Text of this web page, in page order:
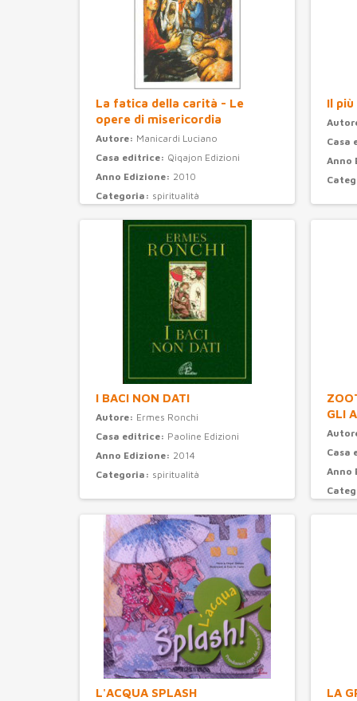
La fatica della carità - Le
opere di misericordia
Autore: Manicardi Luciano
Casa editrice: Qiqajon Edizioni
Anno Edizione: 2010
Categoria: spiritualità
Il
Casa
Anno
I BACI NON DATI
Autore: Ermes Ronchi
Casa editrice: Paoline Edizioni
Anno Edizione: 2014
Categoria: spiritualità
GLI
Casa
Anno
L'ACQUA SPLASH LA